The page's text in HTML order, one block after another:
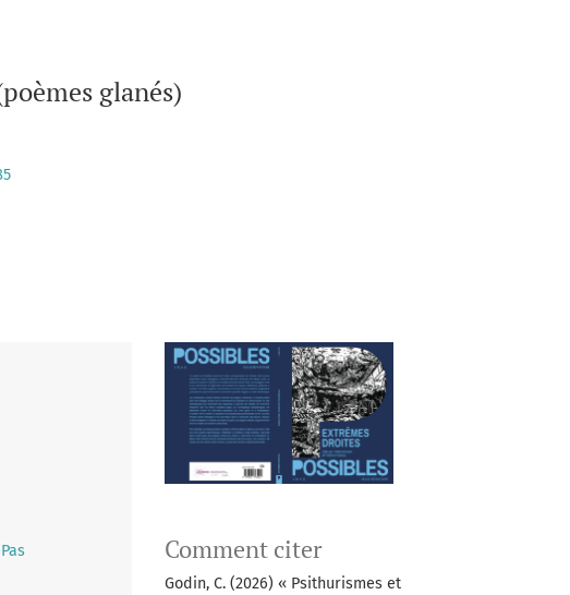
glanés)
Comment citer
Godin, C. (2026) « Psithurismes et